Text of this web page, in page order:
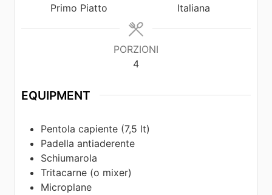
Primo Piatto
Italiana
PORZIONI
4
EQUIPMENT
Pentola capiente (7,5 lt)
Padella antiaderente
Schiumarola
Tritacarne (o mixer)
Microplane